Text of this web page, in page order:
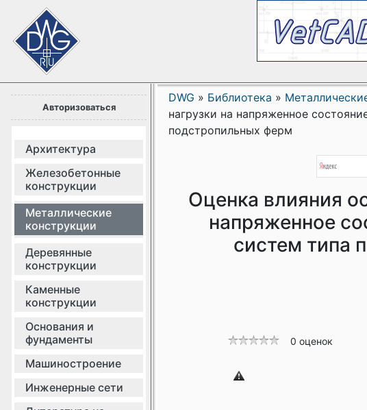
Авторизоваться
Архитектура
Железобетонные
конструкции
Металлические
конструкции
Деревянные
конструкции
Каменные
конструкции
Основания и
фундаменты
Машиностроение
Инженерные сети
DWG » Библиотека »
нагрузки на напряженное
подстропильных ферм
Оценка влияния
напряженное
систем типа
0 оценок